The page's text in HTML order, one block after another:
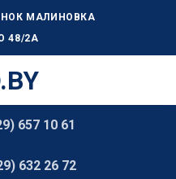
МАЛИНОВКА
48/2А
657 10 61
632 26 72